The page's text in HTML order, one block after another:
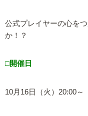
公式プレイヤーの心を
か！？
□開催日
10月16日（火）20:00～